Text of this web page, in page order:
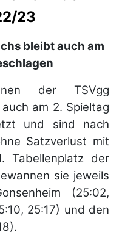
23
bleibt auch am
der TSVgg
am 2. Spieltag
und sind nach
Satzverlust mit
Tabellenplatz der
sie jeweils
(25:02,
25:17) und den